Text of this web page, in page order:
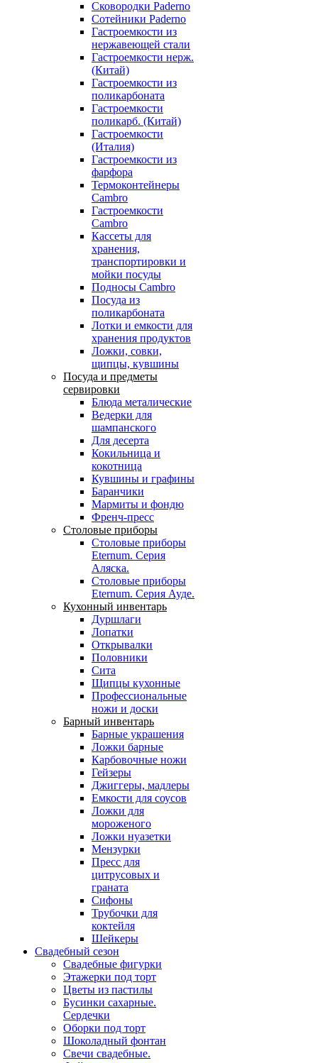
Сковородки Paderno
Сотейники Paderno
Гастроемкости из
нержавеющей стали
Гастроемкости нерж.
(Китай)
Гастроемкости из
поликарбоната
Гастроемкости
поликарб. (Китай)
Гастроемкости
(Италия)
Гастроемкости из
фарфора
Термоконтейнеры
Cambro
Гастроемкости
Cambro
Кассеты для
хранения,
транспортировки и
мойки посуды
Подносы Cambro
Посуда из
поликарбоната
Лотки и емкости для
хранения продуктов
Ложки, совки,
щипцы, кувшины
Посуда и предметы
сервировки
Блюда металические
Ведерки для
шампанского
Для десерта
Кокильница и
кокотница
Кувшины и графины
Баранчики
Мармиты и фондю
Френч-пресс
Столовые приборы
Столовые приборы
Eternum. Серия
Аляска.
Столовые приборы
Eternum. Серия Ауде.
Кухонный инвентарь
Дуршлаги
Лопатки
Открывалки
Половники
Сита
Щипцы кухонные
Профессиональные
ножи и доски
Барный инвентарь
Барные украшения
Ложки барные
Карбовочные ножи
Гейзеры
Джиггеры, мадлеры
Емкости для соусов
Ложки для
мороженого
Ложки нуазетки
Мензурки
Пресс для
цитрусовых и
граната
Сифоны
Трубочки для
коктейля
Шейкеры
Свадебный сезон
Свадебные фигурки
Этажерки под торт
Цветы из пастилы
Бусинки сахарные.
Сердечки
Оборки под торт
Шоколадный фонтан
Свечи свадебные.